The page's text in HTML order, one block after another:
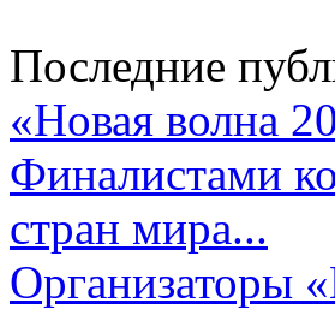
Последние
«Новая волна
Финалистами
стран мира...
Организаторы